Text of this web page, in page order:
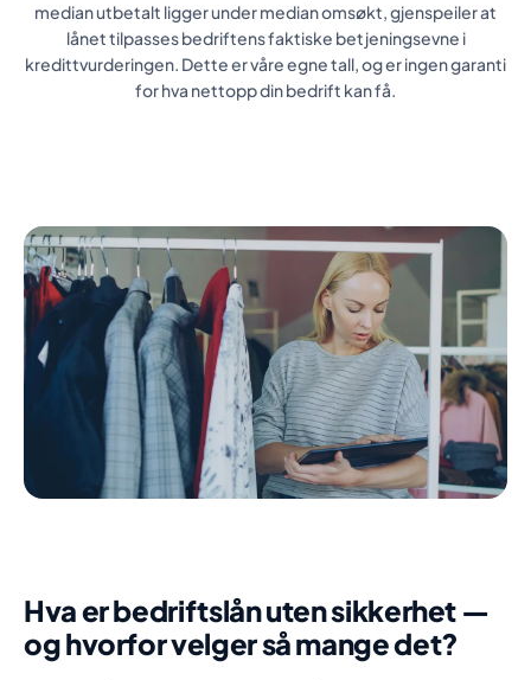
median utbetalt ligger under median omsøkt, gjenspeiler at
lånet tilpasses bedriftens faktiske betjeningsevne i
kredittvurderingen. Dette er våre egne tall, og er ingen garanti
for hva nettopp din bedrift kan få.
Hva er bedriftslån uten sikkerhet —
og hvorfor velger så mange det?